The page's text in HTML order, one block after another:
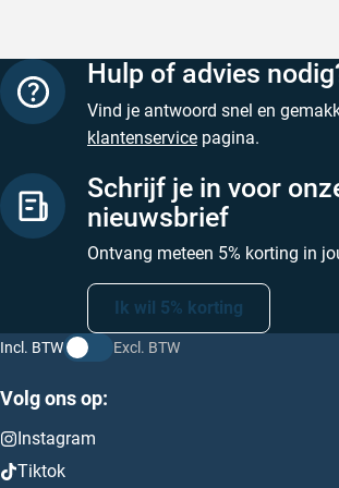
Hulp of advies
Vind je antwoord snel en
klantenservice pagina.
Schrijf je in voor
nieuwsbrief
Ontvang meteen 5% korting in
Ik wil 5% korting
Incl. BTW Excl. BTW
Volg ons op:
Instagram
Tiktok